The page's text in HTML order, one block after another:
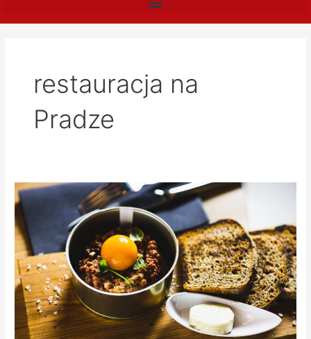
restauracja na
Pradze
Kulinaria
Praskie:
Setki
Powodów
ich
Brand’y
New
Tatar